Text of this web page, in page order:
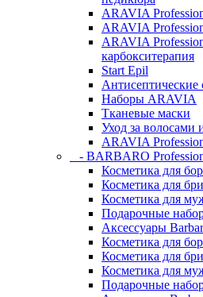
ARAVIA
ARAVIA
ARAVIA
карбокситерапия
Start Epil
Антисептические
Наборы ARAVIA
Тканевые маски
Уход за волосами
ARAVIA
- BARBARO
Косметика для
Косметика для
Косметика для
Подарочные
Аксессуары
Косметика для
Косметика для
Косметика для
Подарочные